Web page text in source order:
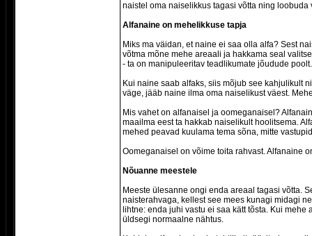
naistel oma naiselikkus tagasi võtta ning loobuda
Alfanaine on mehelikkuse tapja
Miks ma väidan, et naine ei saa olla alfa? Sest
võtma mõne mehe areaali ja hakkama seal
- ta on manipuleeritav teadlikumate jõudude poolt.
Kui naine saab alfaks, siis mõjub see kahjulikult
väge, jääb naine ilma oma naiselikust väest.
Mis vahet on alfanaisel ja oomeganaisel?
maailma eest ta hakkab naiselikult hoolitsema.
mehed peavad kuulama tema sõna, mitte
Oomeganaisel on võime toita rahvast. Alfanaine
Nõuanne meestele
Meeste ülesanne ongi enda areaal tagasi võtta.
naisterahvaga, kellest see mees kunagi midagi
lihtne: enda juhi vastu ei saa kätt tõsta. Kui
üldsegi normaalne nähtus.